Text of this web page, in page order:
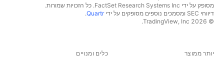
מסופק על ידי FactSet Research Systems Inc. כל הזכויות שמורות.
דיווחי SEC ומסמכים נוספים מסופקים על ידי
Quartr
.
© 2026 ‏TradingView, Inc.‏
יותר ממוצר כלים ומנויים